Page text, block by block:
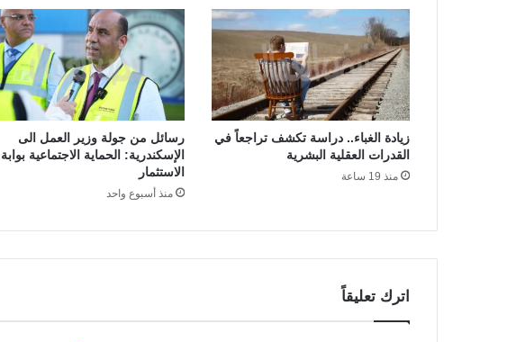
زيادة الغباء.. دراسة تكشف تراجعاً في
القدرات العقلية البشرية
منذ 19 ساعة
رسائل من جولة وزير العمل الى
الإسكندرية: الحماية الاجتماعية بوابة
الاستثمار
منذ أسبوع واحد
اترك تعليقاً